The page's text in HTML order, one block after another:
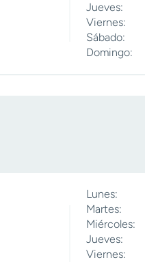
Jueves:
Viernes:
Sábado:
Domingo:
Lunes:
Martes:
Miércoles:
Jueves:
Viernes: